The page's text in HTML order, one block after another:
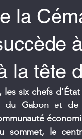
la
la tête
les six chefs
du Gabon et
sommet, le